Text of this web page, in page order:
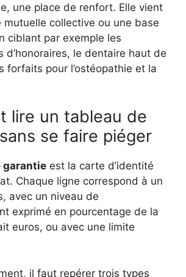
une place de renfort. Elle vient
mutuelle collective ou une base
ciblant par exemple les
d’honoraires, le dentaire haut de
forfaits pour l’ostéopathie et la
lire un tableau de
se faire piéger
garantie est la carte d’identité
Chaque ligne correspond à un
avec un niveau de
exprimé en pourcentage de la
euros, ou avec une limite
il faut repérer trois types